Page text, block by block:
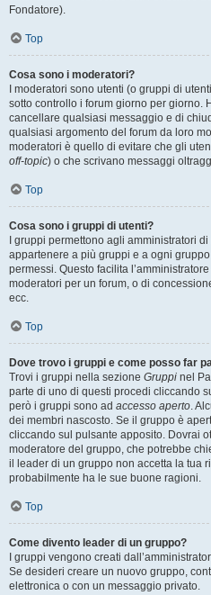
Fondatore).
Top
Cosa sono i moderatori?
I moderatori sono utenti (o gruppi di
sotto controllo i forum giorno per giorno.
cancellare qualsiasi messaggio e di
qualsiasi argomento del forum da loro
moderatori è quello di evitare che gli
off-topic) o che scrivano messaggi
Top
Cosa sono i gruppi di utenti?
I gruppi permettono agli amministratori
appartenere a più gruppi e a ogni
permessi. Questo facilita
moderatori per un forum, o di
ecc.
Top
Dove trovo i gruppi e come posso far
Trovi i gruppi nella sezione Gruppi nel
parte di uno di questi procedi cliccando
però i gruppi sono ad accesso aperto.
dei membri nascosto. Se il gruppo è
cliccando sul pulsante apposito. Dovrai
moderatore del gruppo, che potrebbe
il leader di un gruppo non accetta la tua
probabilmente ha le sue buone ragioni.
Top
Come divento leader di un gruppo?
I gruppi vengono creati
Se desideri creare un nuovo gruppo,
elettronica o con un messaggio privato.